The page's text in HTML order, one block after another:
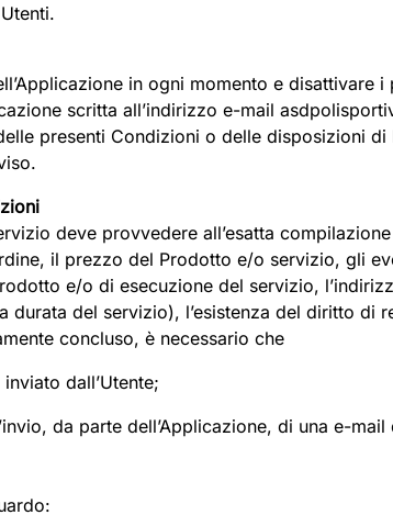
in ogni momento e
scritta all’indirizzo e-mail
presenti Condizioni o delle disposizioni
deve provvedere all’esatta
il prezzo del Prodotto e/o servizio, gli
e/o di esecuzione del servizio,
durata del servizio), l’esistenza del diritto di
concluso, è necessario che
dall’Utente;
da parte dell’Applicazione, di una e-